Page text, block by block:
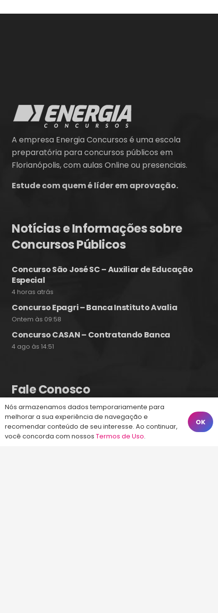
A empresa Energia Concursos é uma escola
preparatória para concursos públicos em
Florianópolis, com aulas Online ou presenciais.
Estude com quem é líder em aprovação.
Notícias e Informações sobre
Concursos Públicos
Concurso São José SC – Auxiliar de Educação
Especial
4 horas atrás
Concurso Epagri – Banca Instituto Avalia
Ontem às 09:58
Concurso CASAN – Contratando Banca
4 ago às 14:51
Fale Conosco
(48) 99828-9929
Calçadão João Pinto, 212 – Centro
Nós armazenamos dados temporariamente para
melhorar a sua experiência de navegação e
recomendar conteúdo de seu interesse. Ao continuar,
você concorda com nossos Termos de Uso.
OK